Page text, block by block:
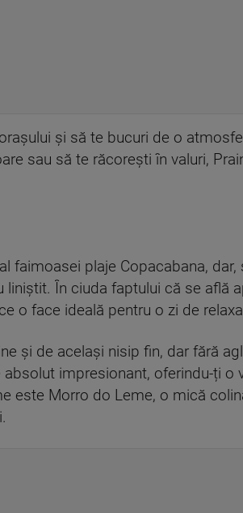
și să te bucuri de o
sau să te răcorești în valuri,
faimoasei plaje Copacabana,
În ciuda faptului că se află
o face ideală pentru o zi de
și de același nisip fin, dar fără
impresionant, oferindu-ți o
este Morro do Leme, o mică